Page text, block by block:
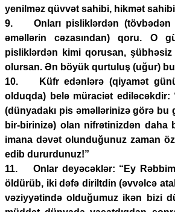
yenilməz qüvvət sahibi, hikmət
9. Onları pisliklərdən (tövbədən
əməllərin cəzasından) qoru. O
pisliklərdən kimi qorusan,
olursan. Ən böyük qurtuluş (uğur)
10. Küfr edənlərə (qiyamət günü
olduqda) belə müraciət ediləcəkdir:
(dünyadakı pis əməllərinizə görə bu
bir-birinizə) olan nifrətinizdən daha
imana dəvət olunduğunuz zaman
edib dururdunuz!”
11. Onlar deyəcəklər: “Ey
öldürüb, iki dəfə diriltdin (əvvəlcə
vəziyyətində olduğumuz ikən bizi